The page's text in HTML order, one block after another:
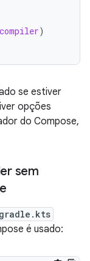
compiler)
se estiver
opções
do Compose,
sem
é usado: